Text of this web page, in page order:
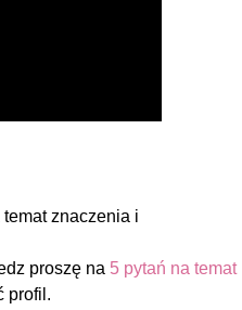
znaczenia i
proszę na 5 pytań na temat
profil.